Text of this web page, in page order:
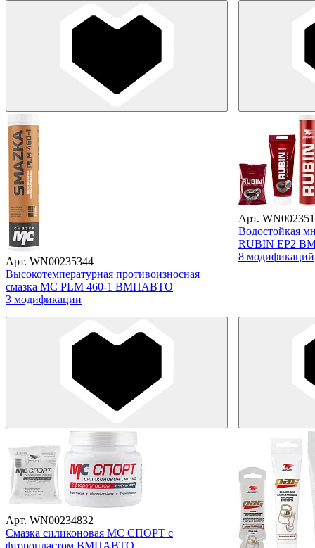
Арт. WN00235344
Высокотемпературная противоизносная
смазка МС PLM 460-1 ВМПАВТО
3 модификации
Арт.
Водостойкая
RUBIN EP2
8 модификаций
Арт. WN00234832
Смазка силиконовая МС СПОРТ с
фторопластом ВМПАВТО